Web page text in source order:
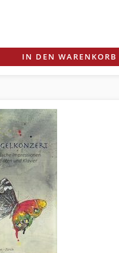
IN DEN WARENKORB